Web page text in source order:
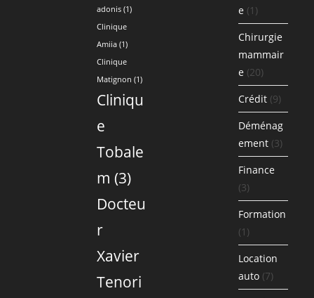
adonis (1)
Clinique
Amiia (1)
Clinique
Matignon (1)
Cliniqu
e
Tobale
m (3)
Docteu
r
Xavier
Tenori
e (1)
Chirurgie
mammair
e (20)
Crédit (9)
Déménag
ement (3)
Finance
(3)
Formation
(1)
Location
auto (7)